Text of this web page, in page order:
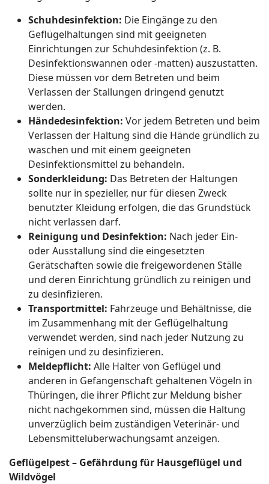
Schuhdesinfektion: Die Eingänge zu den
Geflügelhaltungen sind mit geeigneten
Einrichtungen zur Schuhdesinfektion (z. B.
Desinfektionswannen oder -matten) auszustatten.
Diese müssen vor dem Betreten und beim
Verlassen der Stallungen dringend genutzt
werden.
Händedesinfektion: Vor jedem Betreten und beim
Verlassen der Haltung sind die Hände gründlich zu
waschen und mit einem geeigneten
Desinfektionsmittel zu behandeln.
Sonderkleidung: Das Betreten der Haltungen
sollte nur in spezieller, nur für diesen Zweck
benutzter Kleidung erfolgen, die das Grundstück
nicht verlassen darf.
Reinigung und Desinfektion: Nach jeder Ein-
oder Ausstallung sind die eingesetzten
Gerätschaften sowie die freigewordenen Ställe
und deren Einrichtung gründlich zu reinigen und
zu desinfizieren.
Transportmittel: Fahrzeuge und Behältnisse, die
im Zusammenhang mit der Geflügelhaltung
verwendet werden, sind nach jeder Nutzung zu
reinigen und zu desinfizieren.
Meldepflicht: Alle Halter von Geflügel und
anderen in Gefangenschaft gehaltenen Vögeln in
Thüringen, die ihrer Pflicht zur Meldung bisher
nicht nachgekommen sind, müssen die Haltung
unverzüglich beim zuständigen Veterinär- und
Lebensmittelüberwachungsamt anzeigen.
Geflügelpest – Gefährdung für Hausgeflügel und
Wildvögel